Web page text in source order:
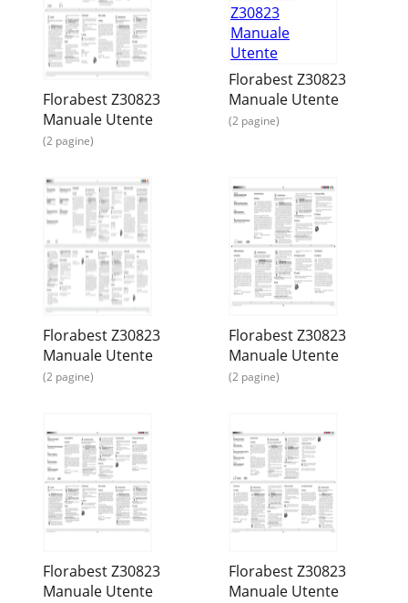
Florabest Z30823
Manuale Utente
(2 pagine)
Florabest Z30823
Manuale Utente
(2 pagine)
Florabest Z30823
Manuale Utente
(2 pagine)
Florabest Z30823
Manuale Utente
(2 pagine)
Florabest Z30823
Manuale Utente
Florabest Z30823
Manuale Utente